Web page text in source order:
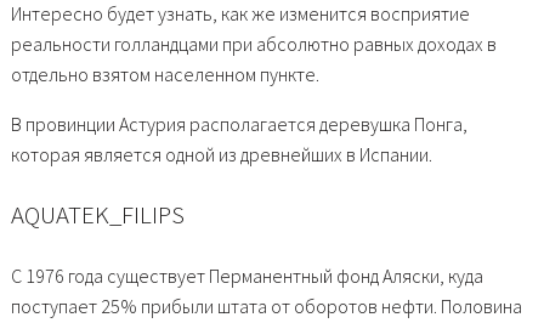
Интересно будет узнать, как же изменится восприятие
реальности голландцами при абсолютно равных доходах в
отдельно взятом населенном пункте.
В провинции Астурия располагается деревушка Понга,
которая является одной из древнейших в Испании.
AQUATEK_FILIPS
С 1976 года существует Перманентный фонд Аляски, куда
поступает 25% прибыли штата от оборотов нефти. Половина